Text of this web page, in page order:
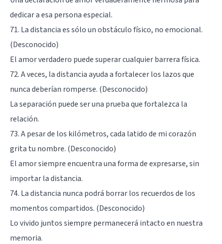
dedicar a esa persona especial.
71. La distancia es sólo un obstáculo físico, no emocional.
(Desconocido)
El amor verdadero puede superar cualquier barrera física.
72. A veces, la distancia ayuda a fortalecer los lazos que
nunca deberían romperse. (Desconocido)
La separación puede ser una prueba que fortalezca la
relación.
73. A pesar de los kilómetros, cada latido de mi corazón
grita tu nombre. (Desconocido)
El amor siempre encuentra una forma de expresarse, sin
importar la distancia.
74. La distancia nunca podrá borrar los recuerdos de los
momentos compartidos. (Desconocido)
Lo vivido juntos siempre permanecerá intacto en nuestra
memoria.